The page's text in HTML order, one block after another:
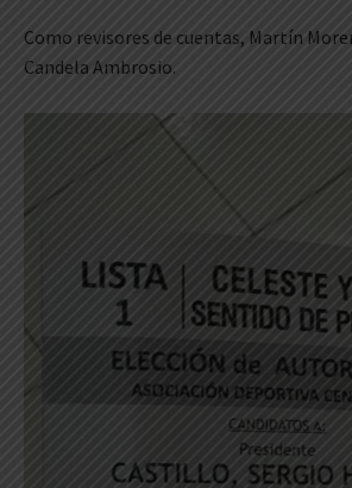
Como revisores de cuentas, Martín
Candela Ambrosio.